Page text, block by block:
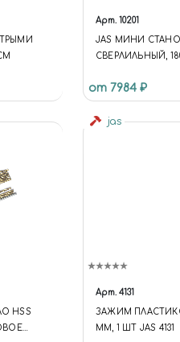
Арт. 10201
JAS МИНИ
СВЕРЛИЛЬНЫЙ, 180
от 7984 ₽
HSS
jas
Арт. 4131
ЗАЖИМ
ММ, 1 ШТ JAS 4131